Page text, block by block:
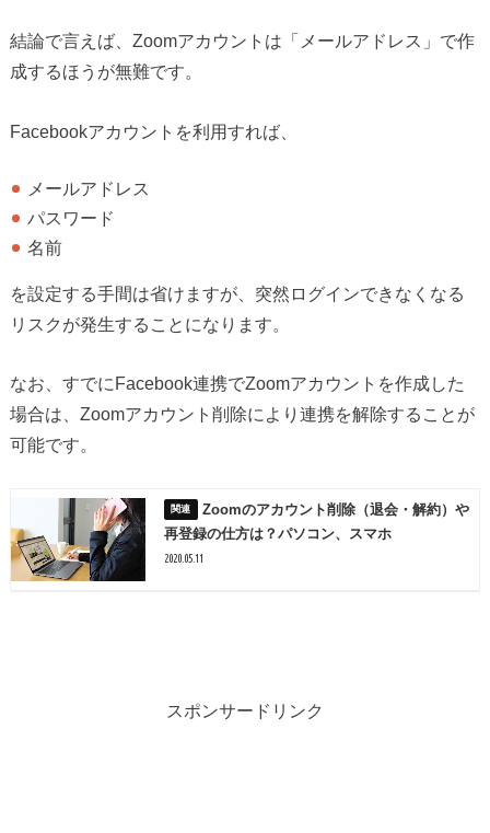
結論で言えば、Zoomアカウントは「メールアドレス」で作
成するほうが無難です。
Facebookアカウントを利用すれば、
メールアドレス
パスワード
名前
を設定する手間は省けますが、突然ログインできなくなる
リスクが発生することになります。
なお、すでにFacebook連携でZoomアカウントを作成した
場合は、Zoomアカウント削除により連携を解除することが
可能です。
Zoomのアカウント削除（退会・解約）や
再登録の仕方は？パソコン、スマホ
2020.05.11
スポンサードリンク